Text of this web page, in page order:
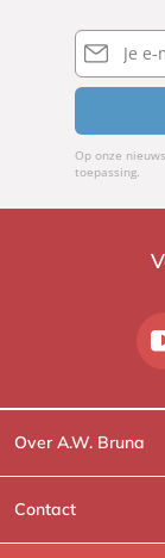
E-
mailadres
Op onze
toepassing.
Over A.W. Bruna
Wat wij doen
Wie is Wie?
Contact